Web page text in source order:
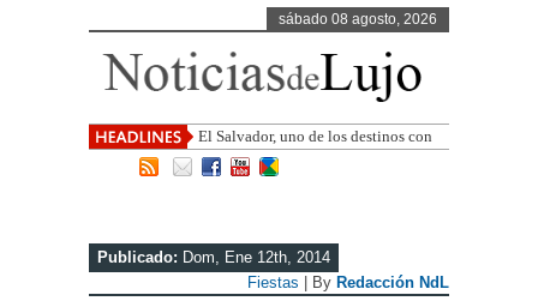
sábado 08 agosto, 2026
El Salvador, uno de los destinos con
mayor proyección de Centroamérica
Publicado: Dom, Ene 12th, 2014
Fiestas | By Redacción NdL